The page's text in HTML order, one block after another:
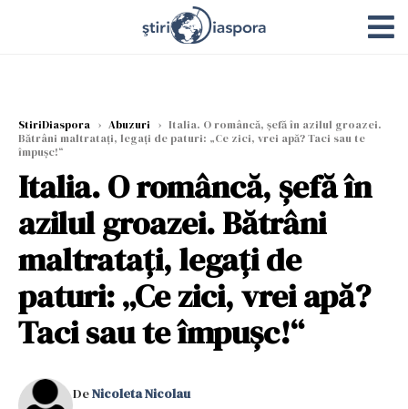
StiriDiaspora › Abuzuri › Italia. O româncă, șefă în azilul groazei.
Bătrâni maltratați, legați de paturi: „Ce zici, vrei apă? Taci sau te
împușc!“
Italia. O româncă, șefă în
azilul groazei. Bătrâni
maltratați, legați de
paturi: „Ce zici, vrei apă?
Taci sau te împușc!“
DeNicoleta Nicolau